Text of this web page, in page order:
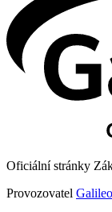
Oficiální stránky
Provozovatel